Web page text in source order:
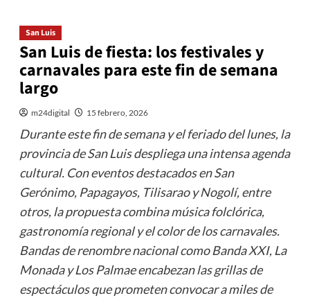
San Luis
San Luis de fiesta: los festivales y
carnavales para este fin de semana
largo
m24digital 15 febrero, 2026
Durante este fin de semana y el feriado del lunes, la
provincia de San Luis despliega una intensa agenda
cultural. Con eventos destacados en San
Gerónimo, Papagayos, Tilisarao y Nogolí, entre
otros, la propuesta combina música folclórica,
gastronomía regional y el color de los carnavales.
Bandas de renombre nacional como Banda XXI, La
Monada y Los Palmae encabezan las grillas de
espectáculos que prometen convocar a miles de